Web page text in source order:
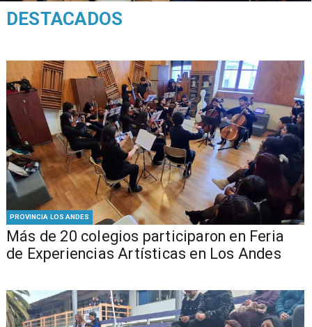
PROVINCIA LOS ANDES
Más de 20 colegios participaron en Feria
de Experiencias Artísticas en Los Andes
DESTACADOS